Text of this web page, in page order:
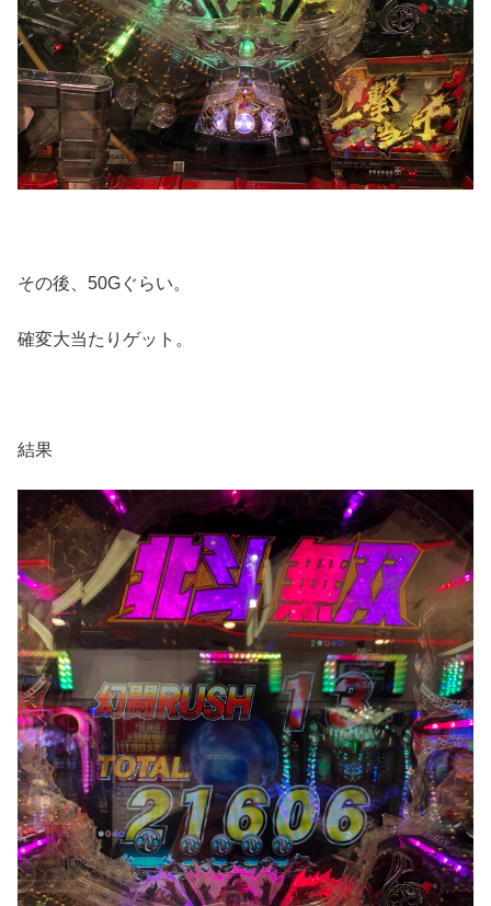
その後、50Gぐらい。
確変大当たりゲット。
結果